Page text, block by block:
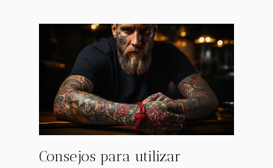
Consejos para utilizar